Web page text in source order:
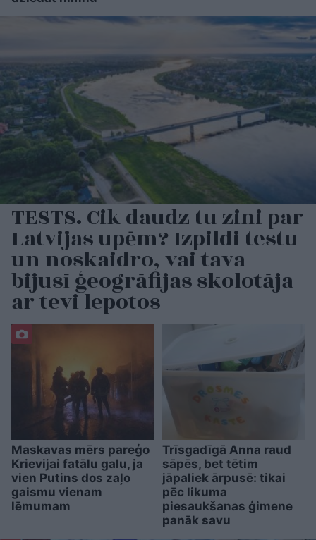
TESTS. Cik daudz tu zini par
Latvijas upēm? Izpildi testu
un noskaidro, vai tava
bijusī ģeogrāfijas skolotāja
ar tevi lepotos
Maskavas mērs pareģo
Krievijai fatālu galu, ja
vien Putins dos zaļo
gaismu vienam
lēmumam
Trīsgadīgā Anna raud
sāpēs, bet tētim
jāpaliek ārpusē: tikai
pēc likuma
piesaukšanas ģimene
panāk savu